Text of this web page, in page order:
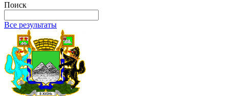
Поиск
Все результаты